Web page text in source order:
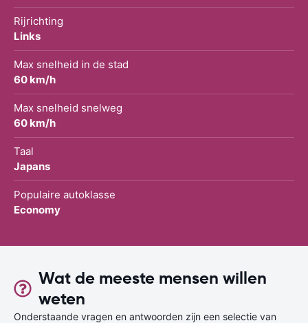
Rijrichting
Links
Max snelheid in de stad
60 km/h
Max snelheid snelweg
60 km/h
Taal
Japans
Populaire autoklasse
Economy
Wat de meeste mensen willen
weten
Onderstaande vragen en antwoorden zijn een selectie van